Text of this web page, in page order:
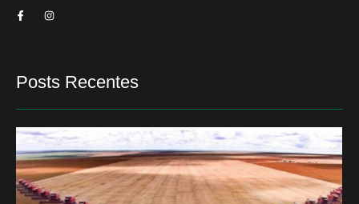
Posts Recentes